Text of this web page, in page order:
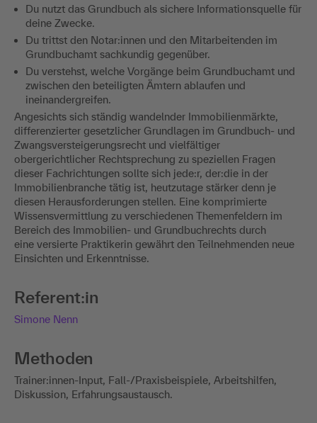
Du nutzt das Grundbuch als sichere Informationsquelle für
deine Zwecke.
Du trittst den Notar:innen und den Mitarbeitenden im
Grundbuchamt sachkundig gegenüber.
Du verstehst, welche Vorgänge beim Grundbuchamt und
zwischen den beteiligten Ämtern ablaufen und
ineinandergreifen.
Angesichts sich ständig wandelnder Immobilienmärkte,
differenzierter gesetzlicher Grundlagen im Grundbuch- und
Zwangsversteigerungsrecht und vielfältiger
obergerichtlicher Rechtsprechung zu speziellen Fragen
dieser Fachrichtungen sollte sich jede:r, der:die in der
Immobilienbranche tätig ist, heutzutage stärker denn je
diesen Herausforderungen stellen. Eine komprimierte
Wissensvermittlung zu verschiedenen Themenfeldern im
Bereich des Immobilien- und Grundbuchrechts durch
eine versierte Praktikerin gewährt den Teilnehmenden neue
Einsichten und Erkenntnisse.
Referent:in
Simone Nenn
Methoden
Trainer:innen-Input, Fall-/Praxisbeispiele, Arbeitshilfen,
Diskussion, Erfahrungsaustausch.